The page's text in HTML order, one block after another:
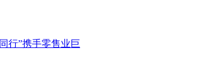
行”携手零售业巨